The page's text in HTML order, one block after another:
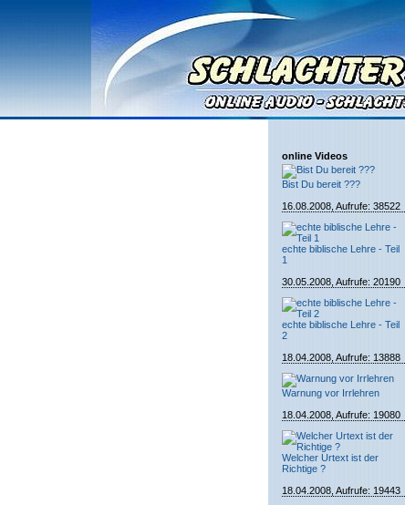
online Videos
Bist Du bereit ???
16.08.2008, Aufrufe: 38522
echte biblische Lehre - Teil
1
30.05.2008, Aufrufe: 20190
echte biblische Lehre - Teil
2
18.04.2008, Aufrufe: 13888
Warnung vor Irrlehren
18.04.2008, Aufrufe: 19080
Welcher Urtext ist der
Richtige ?
18.04.2008, Aufrufe: 19443